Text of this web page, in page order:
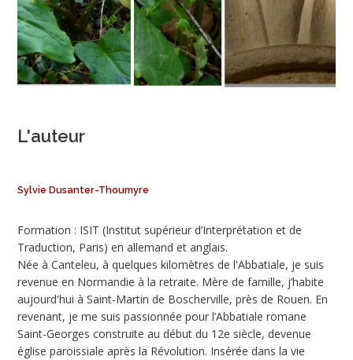
L'auteur
Sylvie Dusanter-Thoumyre
Formation : ISIT (Institut supérieur d’Interprétation et de
Traduction, Paris) en allemand et anglais.
Née à Canteleu, à quelques kilomètres de l'Abbatiale, je suis
revenue en Normandie à la retraite. Mère de famille, j’habite
aujourd'hui à Saint-Martin de Boscherville, près de Rouen. En
revenant, je me suis passionnée pour l’Abbatiale romane
Saint-Georges construite au début du 12e siècle, devenue
église paroissiale après la Révolution. Insérée dans la vie